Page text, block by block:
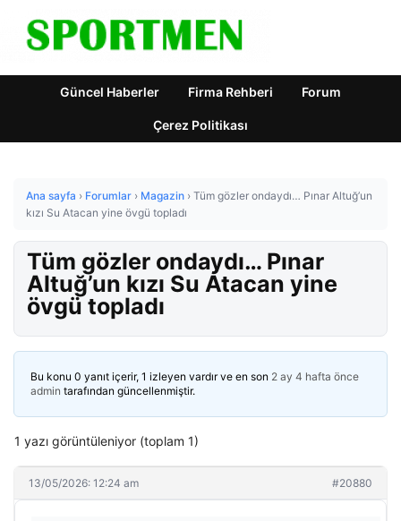
Güncel Haberler Firma Rehberi Forum
Çerez Politikası
Ana sayfa › Forumlar › Magazin › Tüm gözler ondaydı… Pınar Altuğ’un
kızı Su Atacan yine övgü topladı
Tüm gözler ondaydı… Pınar
Altuğ’un kızı Su Atacan yine
övgü topladı
Bu konu 0 yanıt içerir, 1 izleyen vardır ve en son 2 ay 4 hafta önce
admin tarafından güncellenmiştir.
1 yazı görüntüleniyor (toplam 1)
13/05/2026: 12:24 am #20880